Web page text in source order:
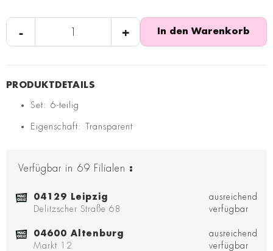
- + In den Warenkorb
Set: 6-teilig
Eigenschaft: Transparent
Verfügbar in 69 Filialen :
04129 Leipzig
Delitzscher Straße 68
ausreichend
verfügbar
04600 Altenburg
Markt 12
ausreichend
verfügbar